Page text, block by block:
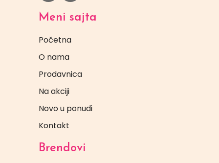
Meni sajta
Početna
O nama
Prodavnica
Na akciji
Novo u ponudi
Kontakt
Brendovi